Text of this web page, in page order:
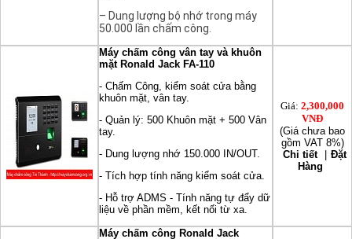
– Dung lượng bộ nhớ trong máy
50.000 lần chấm công.
Máy chấm công vân tay và khuôn
mặt Ronald Jack FA-110
- Chấm Công, kiểm soát cửa bằng
khuôn mặt, vân tay.
- Quản lý: 500 Khuôn mặt + 500 Vân
tay.
- Dung lượng nhớ 150.000 IN/OUT.
- Tích hợp tính năng kiểm soát cửa.
- Hỗ trợ ADMS - Tính năng tự đẩy dữ
liệu về phần mềm, kết nối từ xa.
Giá: 2,300,000
VNĐ
(Giá chưa bao
gồm VAT 8%)
Chi tiết
Đặt
Hàng
Máy chấm công Ronald Jack